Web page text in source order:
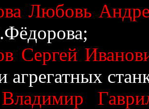
Любовь
Сергей
агрегатных